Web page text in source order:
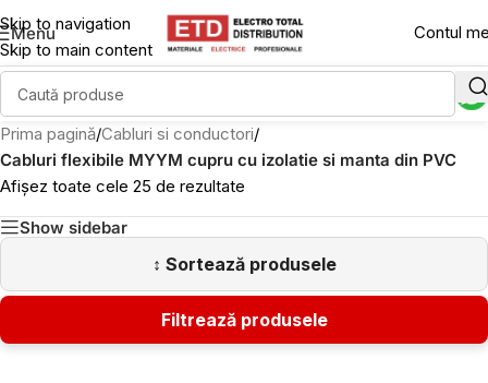
Skip to navigation
Skip to main content
Menu Contul
Prima pagină/Cabluri si conductori/
Cabluri flexibile MYYM cupru cu izolatie si manta din PVC
Afișez toate cele 25 de rezultate
Show sidebar